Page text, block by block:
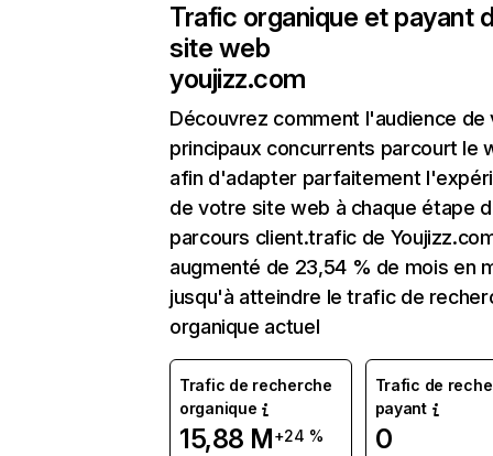
Trafic organique et payant
site web
youjizz.com
Découvrez comment l'audience de
principaux concurrents parcourt le
afin d'adapter parfaitement
de votre site web à chaque étape
parcours client.trafic de
augmenté de 23,54 % de mois en
jusqu'à atteindre le trafic de
organique actuel
Trafic de recherche
organique
15,88 M+24 %
Trafic de
payant
0